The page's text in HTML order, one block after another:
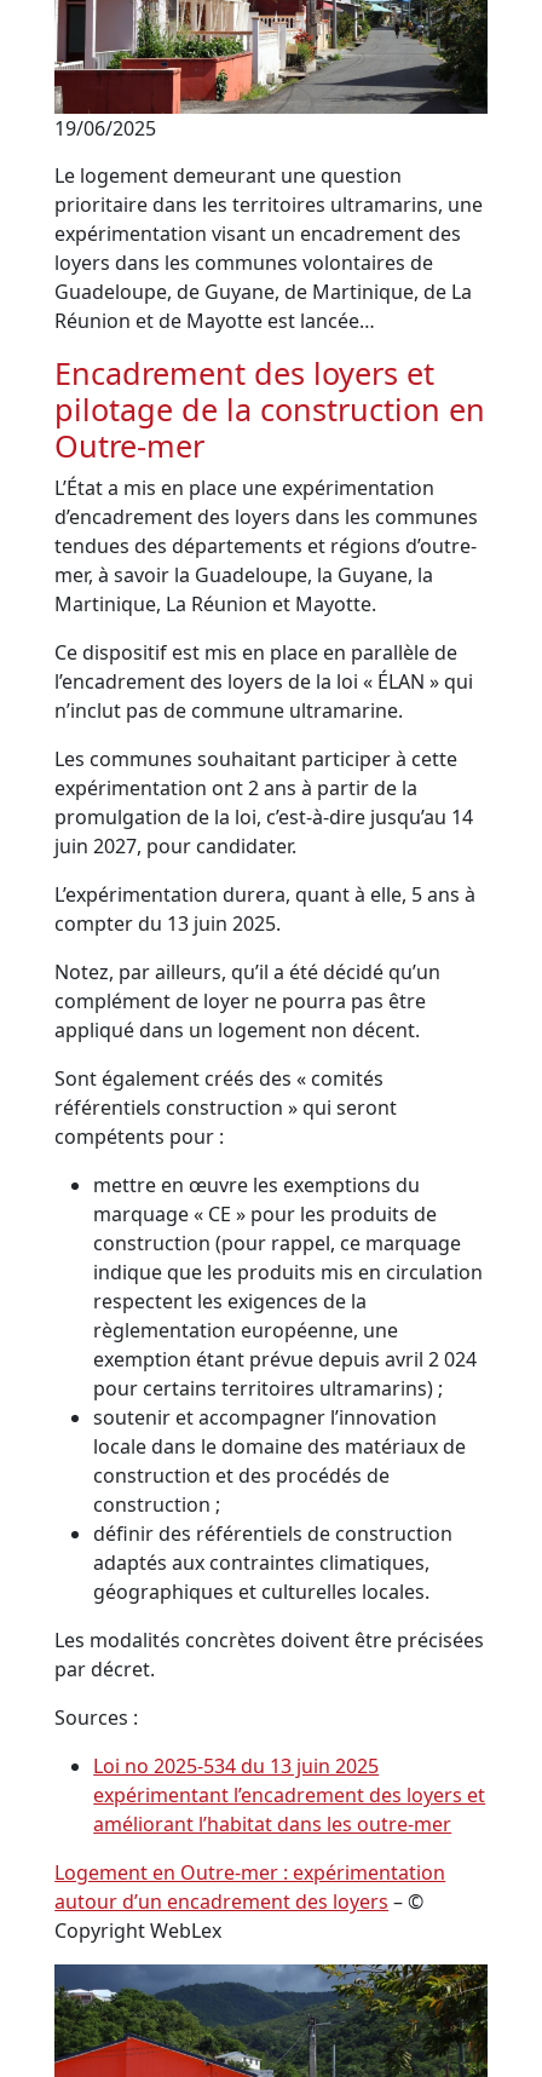
19/06/2025
Le logement demeurant une question
prioritaire dans les territoires ultramarins, une
expérimentation visant un encadrement des
loyers dans les communes volontaires de
Guadeloupe, de Guyane, de Martinique, de La
Réunion et de Mayotte est lancée…
Encadrement des loyers et
pilotage de la construction en
Outre-mer
L’État a mis en place une expérimentation
d’encadrement des loyers dans les communes
tendues des départements et régions d’outre-
mer, à savoir la Guadeloupe, la Guyane, la
Martinique, La Réunion et Mayotte.
Ce dispositif est mis en place en parallèle de
l’encadrement des loyers de la loi « ÉLAN » qui
n’inclut pas de commune ultramarine.
Les communes souhaitant participer à cette
expérimentation ont 2 ans à partir de la
promulgation de la loi, c’est-à-dire jusqu’au 14
juin 2027, pour candidater.
L’expérimentation durera, quant à elle, 5 ans à
compter du 13 juin 2025.
Notez, par ailleurs, qu’il a été décidé qu’un
complément de loyer ne pourra pas être
appliqué dans un logement non décent.
Sont également créés des « comités
référentiels construction » qui seront
compétents pour :
mettre en œuvre les exemptions du
marquage « CE » pour les produits de
construction (pour rappel, ce marquage
indique que les produits mis en circulation
respectent les exigences de la
règlementation européenne, une
exemption étant prévue depuis avril 2 024
pour certains territoires ultramarins) ;
soutenir et accompagner l’innovation
locale dans le domaine des matériaux de
construction et des procédés de
construction ;
définir des référentiels de construction
adaptés aux contraintes climatiques,
géographiques et culturelles locales.
Les modalités concrètes doivent être précisées
par décret.
Sources :
Loi no 2025-534 du 13 juin 2025
expérimentant l’encadrement des loyers et
améliorant l’habitat dans les outre-mer
Logement en Outre-mer : expérimentation
autour d’un encadrement des loyers – ©
Copyright WebLex